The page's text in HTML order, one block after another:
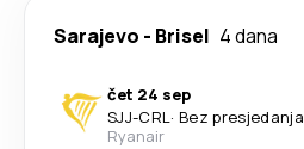
Sarajevo - Brisel 4 dana
čet 24 sep
SJJ-CRL· Bez presjedanja
Ryanair